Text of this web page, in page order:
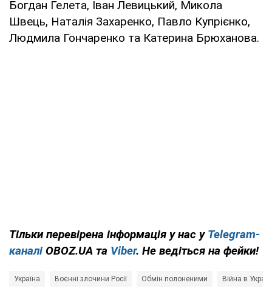
Богдан Гелета, Іван Левицький, Микола
Швець, Наталія Захаренко, Павло Купрієнко,
Людмила Гончаренко та Катерина Брюханова.
Тільки перевірена інформація у нас у Telegram-
каналі OBOZ.UA та Viber. Не ведіться на фейки!
Україна Воєнні злочини Росії Обмін полоненими Війна в